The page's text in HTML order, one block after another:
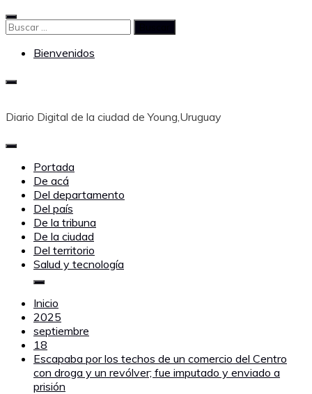
Saltar
al
Buscar:
Bienvenidos
Diario Digital de la ciudad de Young,Uruguay
Portada
De acá
Del departamento
Del país
De la tribuna
De la ciudad
Del territorio
Salud y tecnología
Inicio
2025
septiembre
18
Escapaba por los techos de un comercio del Centro
con droga y un revólver; fue imputado y enviado a
prisión